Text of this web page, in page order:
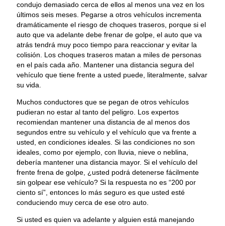
condujo demasiado cerca de ellos al menos una vez en los
últimos seis meses. Pegarse a otros vehículos incrementa
dramáticamente el riesgo de choques traseros, porque si el
auto que va adelante debe frenar de golpe, el auto que va
atrás tendrá muy poco tiempo para reaccionar y evitar la
colisión. Los choques traseros matan a miles de personas
en el país cada año. Mantener una distancia segura del
vehículo que tiene frente a usted puede, literalmente, salvar
su vida.
Muchos conductores que se pegan de otros vehículos
pudieran no estar al tanto del peligro. Los expertos
recomiendan mantener una distancia de al menos dos
segundos entre su vehículo y el vehículo que va frente a
usted, en condiciones ideales. Si las condiciones no son
ideales, como por ejemplo, con lluvia, nieve o neblina,
debería mantener una distancia mayor. Si el vehículo del
frente frena de golpe, ¿usted podrá detenerse fácilmente
sin golpear ese vehículo? Si la respuesta no es “200 por
ciento sí”, entonces lo más seguro es que usted esté
conduciendo muy cerca de ese otro auto.
Si usted es quien va adelante y alguien está manejando